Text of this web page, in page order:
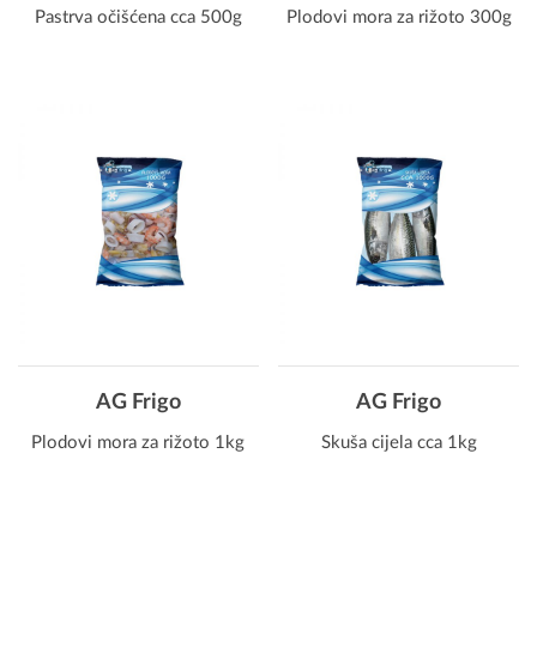
Pastrva očišćena cca 500g Plodovi mora za rižoto 300g
AG Frigo
Plodovi mora za rižoto 1kg
AG Frigo
Skuša cijela cca 1kg